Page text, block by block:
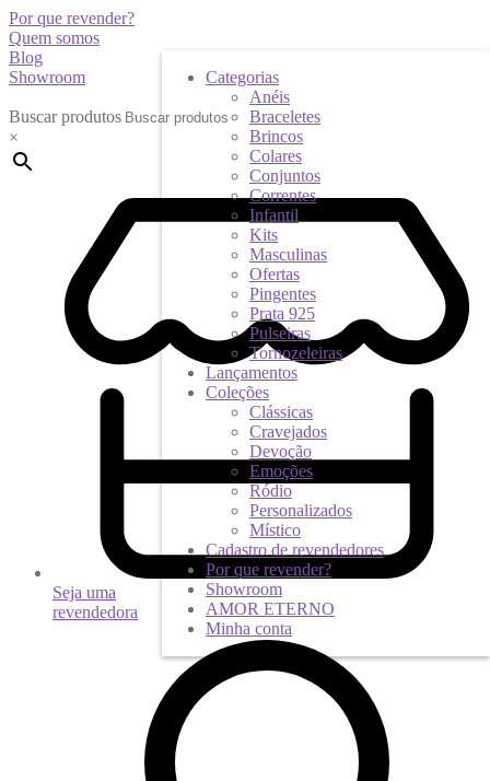
Por que revender?
Quem somos
Blog
Showroom
Buscar produtos
×
Seja uma
revendedora
Categorias
Anéis
Braceletes
Brincos
Colares
Conjuntos
Correntes
Infantil
Kits
Masculinas
Ofertas
Pingentes
Prata 925
Pulseiras
Tornozeleiras
Lançamentos
Coleções
Clássicas
Cravejados
Devoção
Emoções
Ródio
Personalizados
Místico
Cadastro de revendedores
Por que revender?
Showroom
AMOR ETERNO
Minha conta